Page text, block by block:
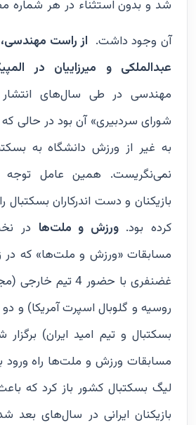
شد و بدون استثناء در هر شماره
آن وجود داشت. از راست مهندسی،
عبدالملکی و میرزاییان در المپیک 2000
مهندسی در طی سال‌های
شورای سردبیری» آن بود در حالی
به غیر از ورزش دانشگاه به
نمی‌نگریست. همین عامل توجه
بازیکنان و دست اندرکاران
کرده بود.ورزش و ملت‌ها در
مسابقات «ورزش و ملت‌ها» که در
غضنفری با حضور 4 تیم
روسیه و گلوبال اسپرت آمریکا) و
بسکتبال و تیم امید ایران)
مسابقات ورزش و ملت‌ها راه ورود
لیگ بسکتبال کشور باز کرد که
بازیکنان ایرانی در سال‌های